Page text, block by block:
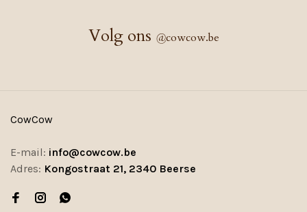
Volg ons @cowcow.be
CowCow
E-mail: info@cowcow.be
Adres: Kongostraat 21, 2340 Beerse